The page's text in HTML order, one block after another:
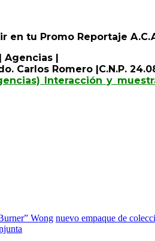
en tu Promo Reportaje
|
Carlos Romero |C.N.P.
Interacción y
Wong nuevo empaque de